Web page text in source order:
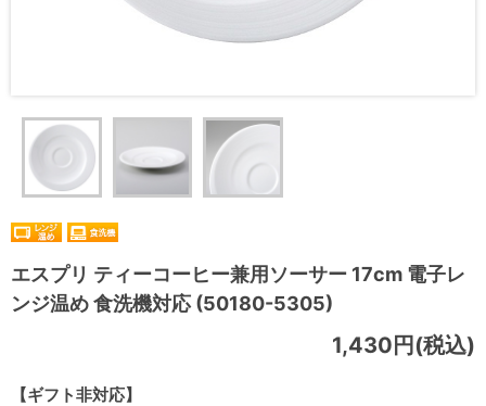
エスプリ ティーコーヒー兼用ソーサー 17cm 電子レ
ンジ温め 食洗機対応 (50180-5305)
【ギフト非対応】
1,430円(税込)